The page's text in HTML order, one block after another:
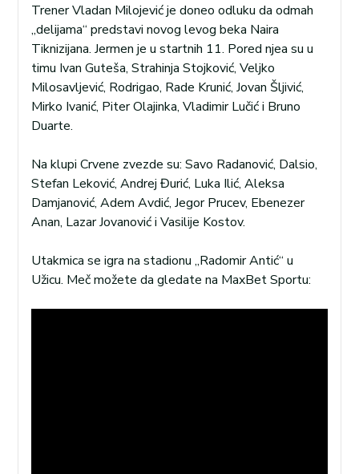
Trener Vladan Milojević je doneo odluku da odmah
„delijama“ predstavi novog levog beka Naira
Tiknizijana. Jermen je u startnih 11. Pored njea su u
timu Ivan Guteša, Strahinja Stojković, Veljko
Milosavljević, Rodrigao, Rade Krunić, Jovan Šljivić,
Mirko Ivanić, Piter Olajinka, Vladimir Lučić i Bruno
Duarte.
Na klupi Crvene zvezde su: Savo Radanović, Dalsio,
Stefan Leković, Andrej Đurić, Luka Ilić, Aleksa
Damjanović, Adem Avdić, Jegor Prucev, Ebenezer
Anan, Lazar Jovanović i Vasilije Kostov.
Utakmica se igra na stadionu „Radomir Antić“ u
Užicu. Meč možete da gledate na MaxBet Sportu: